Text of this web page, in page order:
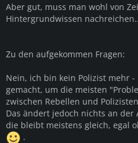
Aber gut, muss man wohl von
Hintergrundwissen
Zu den aufgekommen Fragen:
Nein, ich bin kein Polizist mehr
gemacht, um die meisten
zwischen Rebellen und
Das ändert jedoch nichts an
die bleibt meistens gleich, egal
.